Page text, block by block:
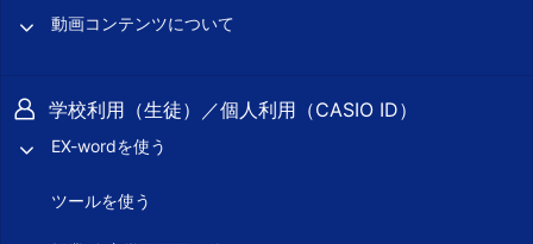
動画コンテンツについて
学校利用（生徒）／個人利用（CASIO ID）
EX-wordを使う
ツールを使う